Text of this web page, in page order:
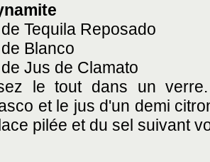
Tequila Reposado
Blanco
Jus de Clamato
le tout dans un
et le jus d'un demi
pilée et du sel suivant